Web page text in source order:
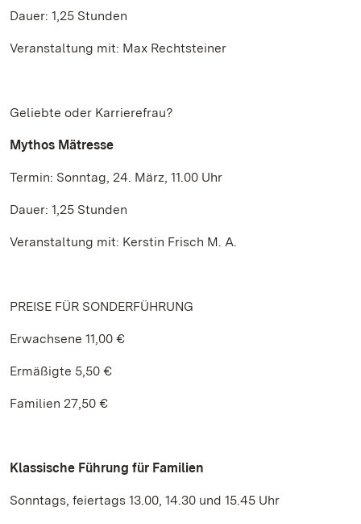
Dauer: 1,25 Stunden
Veranstaltung mit: Max Rechtsteiner
Geliebte oder Karrierefrau?
Mythos Mätresse
Termin: Sonntag, 24. März, 11.00 Uhr
Dauer: 1,25 Stunden
Veranstaltung mit: Kerstin Frisch M. A.
PREISE FÜR SONDERFÜHRUNG
Erwachsene 11,00 €
Ermäßigte 5,50 €
Familien 27,50 €
Klassische Führung für Familien
Sonntags, feiertags 13.00, 14.30 und 15.45 Uhr